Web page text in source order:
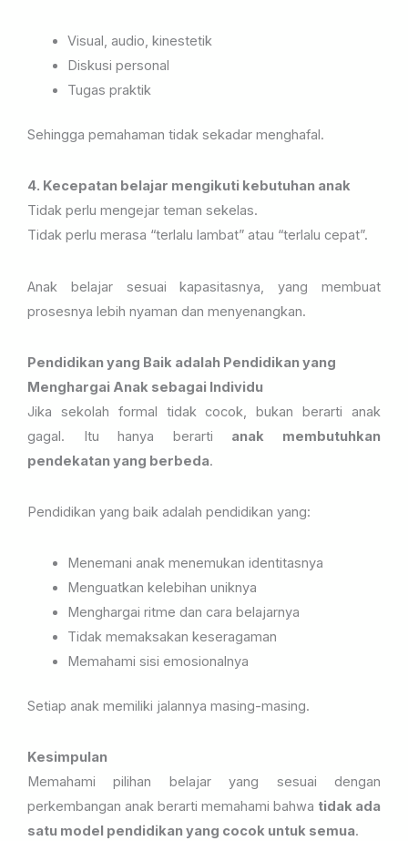
Visual, audio, kinestetik
Diskusi personal
Tugas praktik
Sehingga pemahaman tidak sekadar menghafal.
4. Kecepatan belajar mengikuti kebutuhan anak
Tidak perlu mengejar teman sekelas.
Tidak perlu merasa “terlalu lambat” atau “terlalu cepat”.
Anak belajar sesuai kapasitasnya, yang membuat
prosesnya lebih nyaman dan menyenangkan.
Pendidikan yang Baik adalah Pendidikan yang
Menghargai Anak sebagai Individu
Jika sekolah formal tidak cocok, bukan berarti anak
gagal. Itu hanya berarti anak membutuhkan
pendekatan yang berbeda.
Pendidikan yang baik adalah pendidikan yang:
Menemani anak menemukan identitasnya
Menguatkan kelebihan uniknya
Menghargai ritme dan cara belajarnya
Tidak memaksakan keseragaman
Memahami sisi emosionalnya
Setiap anak memiliki jalannya masing-masing.
Kesimpulan
Memahami pilihan belajar yang sesuai dengan
perkembangan anak berarti memahami bahwa tidak ada
satu model pendidikan yang cocok untuk semua.